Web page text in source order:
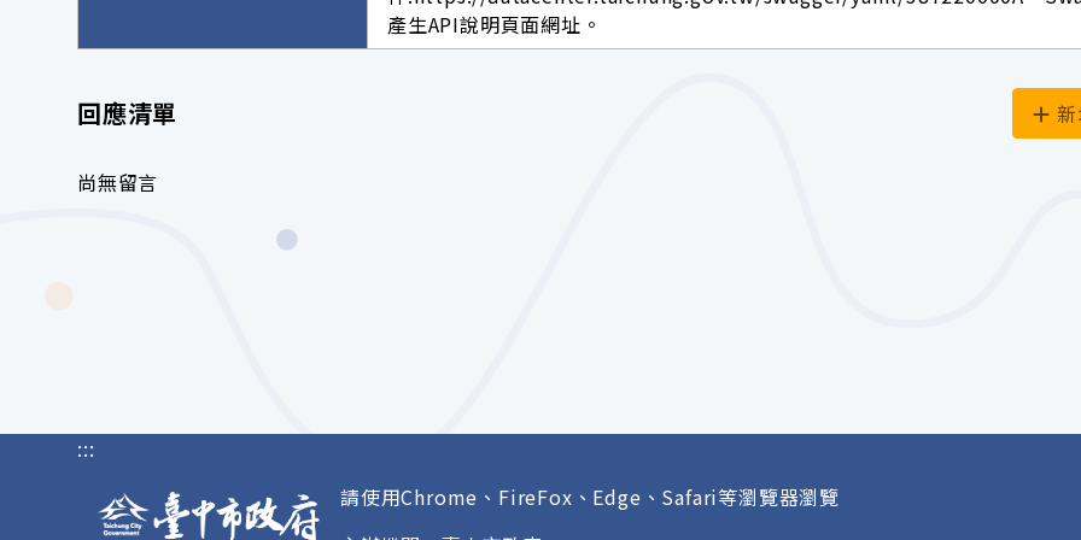
產生API說明頁面網址。
回應清單
尚無留言
:::
請使用Chrome、FireFox、Edge、Safari等瀏覽器瀏覽